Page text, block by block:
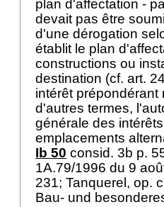
plan d'affectation -
devait pas être
d'une dérogation
établit le plan
constructions ou
destination (cf. art.
intérêt
d'autres termes,
générale des
emplacements
Ib 50 consid. 3b p.
1A.79/1996 du 9
231; Tanquerel, op.
Bau- und